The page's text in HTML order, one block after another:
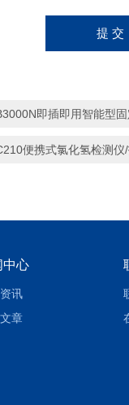
即插即用智能型
便携式氯化氢检测
中心
讯
章